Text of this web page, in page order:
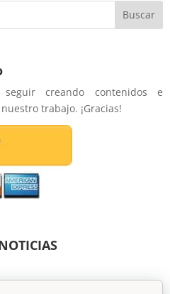
creando contenidos e
trabajo. ¡Gracias!